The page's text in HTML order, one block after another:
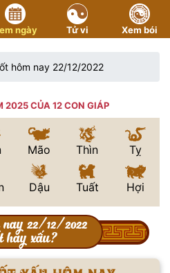
ngày Tử vi Xem bói
hôm nay 22/12/2022
2025 CỦA 12 CON GIÁP
Mão Thìn Tỵ
Dậu Tuất Hợi
22/12/2022
hay xấu?